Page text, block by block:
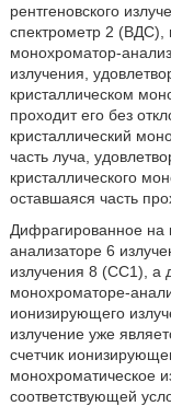
рентгеновского
спектрометр 2 (ВДС),
монохроматор-
излучения,
кристаллическом
проходит его без
кристаллический
часть луча,
кристаллического
оставшаяся часть
Дифрагированное на
анализаторе 6
излучения 8 (СС1), а
монохроматоре-
ионизирующего
излучение уже
счетчик
монохроматическое
соответствующей